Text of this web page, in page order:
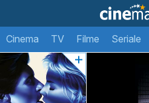
Cinema TV Filme Seriale